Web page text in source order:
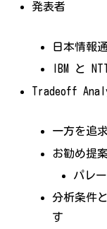
発表者
日本情報
IBM と
Tradeoff
一方を追
お勧め提
パレ
分析条件
す